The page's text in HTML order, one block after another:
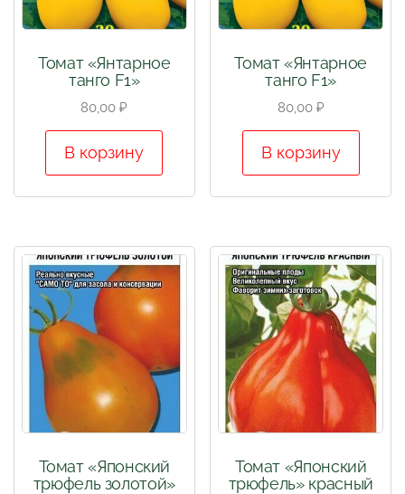
Томат «Янтарное
танго F1»
80,00₽
В корзину
Томат «Янтарное
танго F1»
80,00 ₽
В корзину
Томат «Японский
трюфель золотой»
Томат «Японский
трюфель» красный